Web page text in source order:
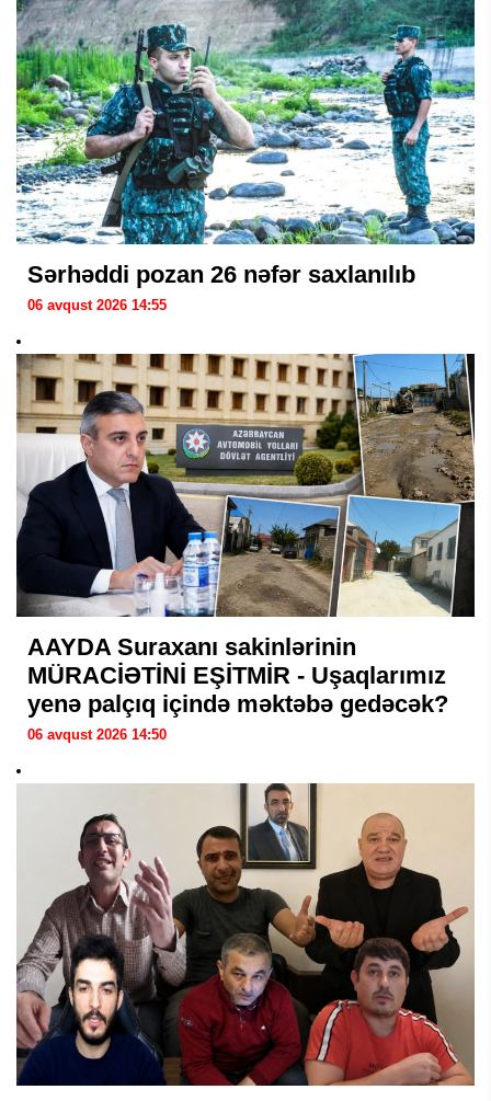
Sərhəddi pozan 26 nəfər saxlanılıb
06 avqust 2026 14:55
AAYDA Suraxanı sakinlərinin
MÜRACİƏTİNİ EŞİTMİR - Uşaqlarımız
yenə palçıq içində məktəbə gedəcək?
06 avqust 2026 14:50